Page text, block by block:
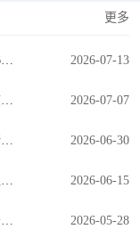
更多
河东区人民政府关于公布河东区人民政府2026年度重大行政决策事项目录... 2026-07-13
河东区人民政府关于公布区人民政府领导同志工作分工的通知 2026-07-07
河东区人民政府办公室印发《关于健全城市精细化管理长效机制实施方案... 2026-06-30
河东区人民政府办公室关于印发临沂市河东区人民政府2026年规范性文件... 2026-06-15
河东区人民政府关于免去于洪刚工作人员职务的通知 2026-05-28